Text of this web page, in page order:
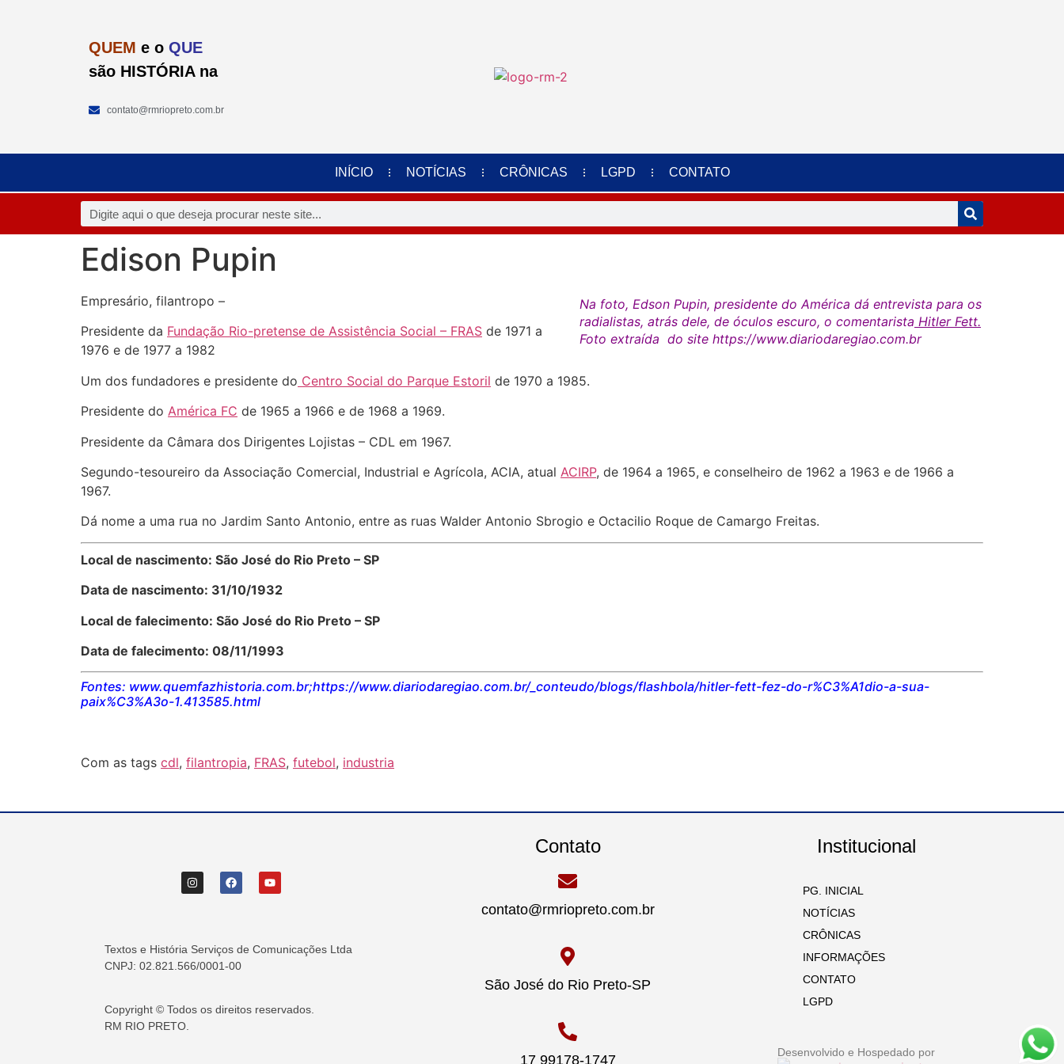
QUEM e o QUE
são HISTÓRIA na
contato@rmriopreto.com.br
INÍCIO NOTÍCIAS CRÔNICAS LGPD CONTATO
Edison Pupin
Na foto, Edson Pupin, presidente do América dá entrevista para os
radialistas, atrás dele, de óculos escuro, o comentarista Hitler Fett.
Foto extraída do site https://www.diariodaregiao.com.br
Empresário, filantropo –
Presidente da Fundação Rio-pretense de Assistência Social – FRAS de 1971 a
1976 e de 1977 a 1982
Um dos fundadores e presidente do Centro Social do Parque Estoril de 1970 a 1985.
Presidente do América FC de 1965 a 1966 e de 1968 a 1969.
Presidente da Câmara dos Dirigentes Lojistas – CDL em 1967.
Segundo-tesoureiro da Associação Comercial, Industrial e Agrícola, ACIA, atual ACIRP, de 1964 a 1965, e conselheiro de 1962 a 1963 e de 1966 a
1967.
Dá nome a uma rua no Jardim Santo Antonio, entre as ruas Walder Antonio Sbrogio e Octacilio Roque de Camargo Freitas.
Local de nascimento: São José do Rio Preto – SP
Data de nascimento: 31/10/1932
Local de falecimento: São José do Rio Preto – SP
Data de falecimento: 08/11/1993
Fontes: www.quemfazhistoria.com.br;https://www.diariodaregiao.com.br/_conteudo/blogs/flashbola/hitler-fett-fez-do-r%C3%A1dio-a-sua-
paix%C3%A3o-1.413585.html
Com as tags cdl, filantropia, FRAS, futebol, industria
Textos e História Serviços de Comunicações Ltda
CNPJ: 02.821.566/0001-00
Copyright © Todos os direitos reservados.
RM RIO PRETO.
Contato
contato@rmriopreto.com.br
São José do Rio Preto-SP
17 99178-1747
Institucional
PG. INICIAL
NOTÍCIAS
CRÔNICAS
INFORMAÇÕES
CONTATO
LGPD
Desenvolvido e Hospedado por